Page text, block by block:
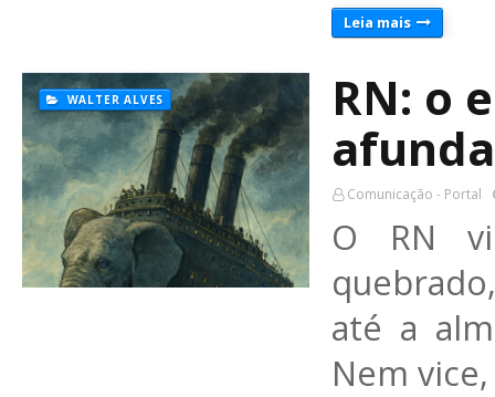
Leia mais
WALTER ALVES
RN: o
afunda
Comunicação - Portal
O RN
até a
Nem